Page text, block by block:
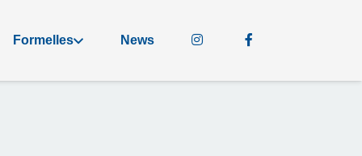
Formelles News